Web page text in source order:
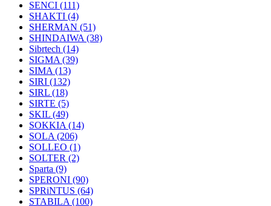
SENCI (111)
SHAKTI (4)
SHERMAN (51)
SHINDAIWA (38)
Sibrtech (14)
SIGMA (39)
SIMA (13)
SIRI (132)
SIRL (18)
SIRTE (5)
SKIL (49)
SOKKIA (14)
SOLA (206)
SOLLEO (1)
SOLTER (2)
Sparta (9)
SPERONI (90)
SPRiNTUS (64)
STABILA (100)